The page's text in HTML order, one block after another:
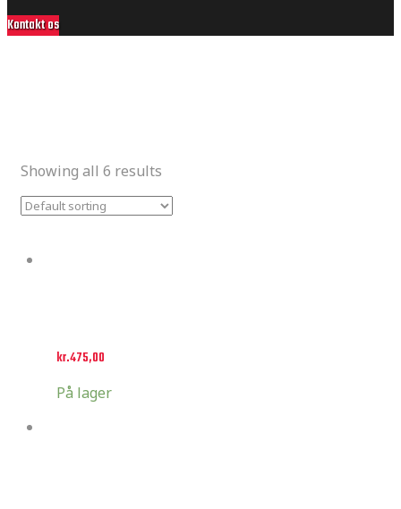
Kontakt os
Showing all 6 results
kr.475,00
På lager